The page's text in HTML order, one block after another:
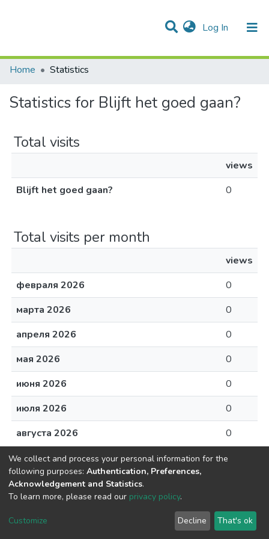
Log In (current)
Communities & Collections
All of DSpace
Home
Statistics
Statistics for Blijft het goed gaan?
Total visits
views
Blijft het goed gaan?
0
Total visits per month
views
февраля 2026
0
марта 2026
0
апреля 2026
0
мая 2026
0
июня 2026
0
июля 2026
0
августа 2026
0
Cookie
End User
Agreement
Send
Feedback
We collect and process your personal information for the
following purposes: Authentication, Preferences,
Acknowledgement and Statistics.
To learn more, please read our privacy policy.
Customize Decline That's ok